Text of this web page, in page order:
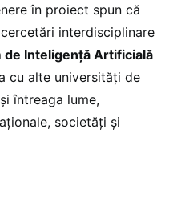
în proiect spun că
interdisciplinare
de Inteligență Artificială
cu alte universități de
întreaga lume,
societăți și